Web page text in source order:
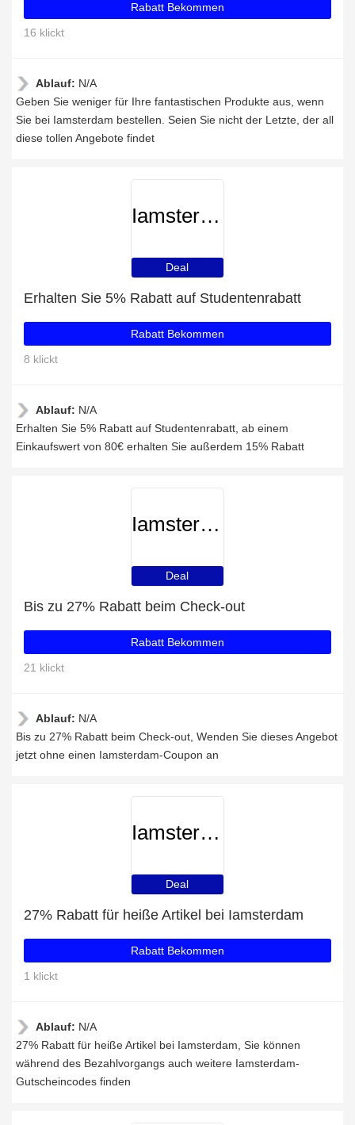
Rabatt Bekommen
16 klickt
Ablauf: N/A
Geben Sie weniger für Ihre fantastischen Produkte aus, wenn
Sie bei Iamsterdam bestellen. Seien Sie nicht der Letzte, der all
diese tollen Angebote findet
Iamsterdam
Deal
Erhalten Sie 5% Rabatt auf Studentenrabatt
Rabatt Bekommen
8 klickt
Ablauf: N/A
Erhalten Sie 5% Rabatt auf Studentenrabatt, ab einem
Einkaufswert von 80€ erhalten Sie außerdem 15% Rabatt
Iamsterdam
Deal
Bis zu 27% Rabatt beim Check-out
Rabatt Bekommen
21 klickt
Ablauf: N/A
Bis zu 27% Rabatt beim Check-out, Wenden Sie dieses Angebot
jetzt ohne einen Iamsterdam-Coupon an
Iamsterdam
Deal
27% Rabatt für heiße Artikel bei Iamsterdam
Rabatt Bekommen
1 klickt
Ablauf: N/A
27% Rabatt für heiße Artikel bei Iamsterdam, Sie können
während des Bezahlvorgangs auch weitere Iamsterdam-
Gutscheincodes finden